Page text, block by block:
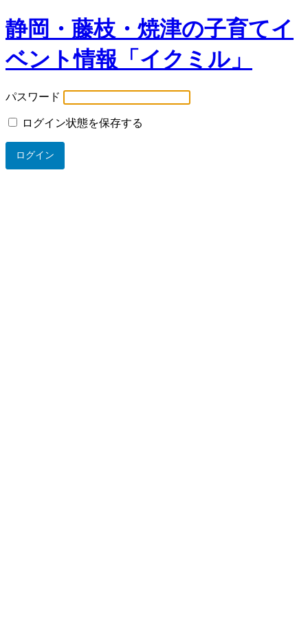
静岡・藤枝・焼津の子育てイ
ベント情報「イクミル」
パスワード
ログイン状態を保存する